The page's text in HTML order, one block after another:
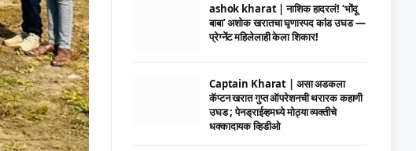
ashok kharat | नाशिक हादरलं! ‘भोंदू
बाबा’ अशोक खरातचा घृणास्पद कांड उघड —
प्रेग्नेंट महिलेलाही केला शिकार!
Captain Kharat | असा अडकला
कॅप्टन खरात गुप्त ऑपरेशनची थरारक कहाणी
उघड ; पेनड्राईव्हमध्ये मोठ्या व्यक्तीचे
धक्कादायक व्हिडीओ